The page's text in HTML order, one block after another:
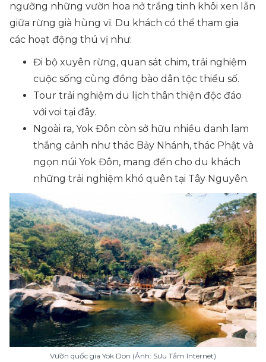
ngưỡng những vườn hoa nở trắng tinh khôi xen lẫn
giữa rừng già hùng vĩ. Du khách có thể tham gia
các hoạt động thú vị như:
Đi bộ xuyên rừng, quan sát chim, trải nghiệm
cuộc sống cùng đồng bào dân tộc thiểu số.
Tour trải nghiệm du lịch thân thiện độc đáo
với voi tại đây.
Ngoài ra, Yok Đôn còn sở hữu nhiều danh lam
thắng cảnh như thác Bảy Nhánh, thác Phật và
ngọn núi Yok Đôn, mang đến cho du khách
những trải nghiệm khó quên tại Tây Nguyên.
Vườn quốc gia Yok Don (Ảnh: Sưu Tầm Internet)